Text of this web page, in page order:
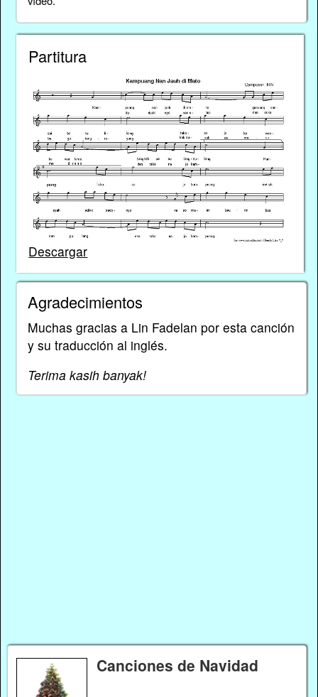
Partitura
Descargar
Agradecimientos
Muchas gracias a Lin Fadelan por esta canción
y su traducción al inglés.
Terima kasih banyak!
Canciones de Navidad